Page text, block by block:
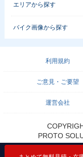
エリアから探す
バイク画像から探す
利用規約
ご意見・ご要望
運営会社
PROTO